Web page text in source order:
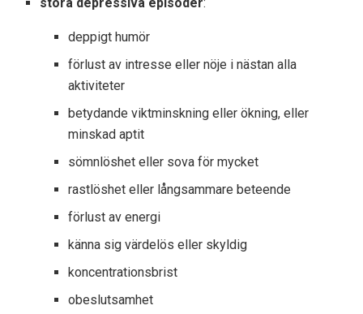
deppigt humör
förlust av intresse eller nöje i nästan alla
aktiviteter
betydande viktminskning eller ökning, eller
minskad aptit
sömnlöshet eller sova för mycket
rastlöshet eller långsammare beteende
förlust av energi
känna sig värdelös eller skyldig
koncentrationsbrist
obeslutsamhet